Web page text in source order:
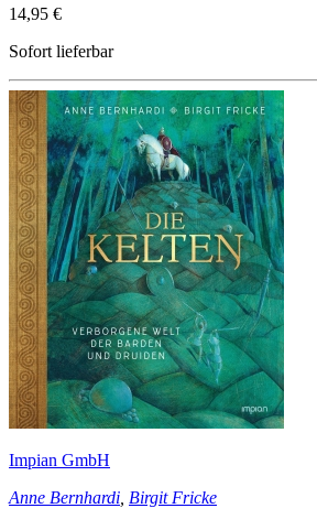
14,95 €
Sofort lieferbar
Impian GmbH
Anne Bernhardi Birgit Fricke